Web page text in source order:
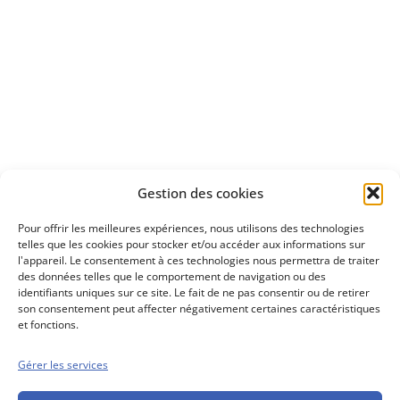
Gestion des cookies
Pour offrir les meilleures expériences, nous utilisons des technologies
telles que les cookies pour stocker et/ou accéder aux informations sur
l'appareil. Le consentement à ces technologies nous permettra de traiter
des données telles que le comportement de navigation ou des
identifiants uniques sur ce site. Le fait de ne pas consentir ou de retirer
son consentement peut affecter négativement certaines caractéristiques
et fonctions.
Gérer les services
Découvrez
Conseils boursiers depuis 1952
Propos Utiles est